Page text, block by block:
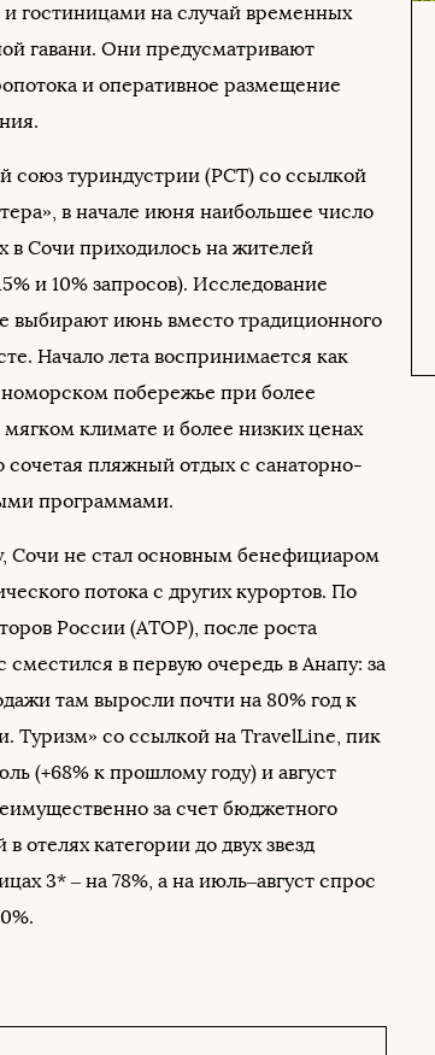
гостиницами на случай временных
гавани. Они предусматривают
и оперативное размещение
союз туриндустрии (РСТ) со ссылкой
в начале июня наибольшее число
в Сочи приходилось на жителей
и 10% запросов). Исследование
выбирают июнь вместо традиционного
Начало лета воспринимается как
побережье при более
климате и более низких ценах
пляжный отдых с санаторно-
программами.
Сочи не стал основным бенефициаром
потока с других курортов. По
России (АТОР), после роста
в первую очередь в Анапу: за
там выросли почти на 80% год к
Туризм» со ссылкой на TravelLine, пик
(+68% к прошлому году) и август
за счет бюджетного
отелях категории до двух звезд
3* – на 78%, а на июль–август спрос